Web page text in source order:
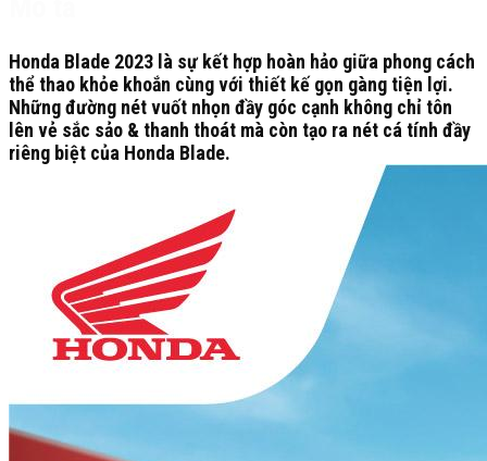
Honda Blade 2023 là sự kết hợp hoàn hảo giữa phong cách
thể thao khỏe khoắn cùng với thiết kế gọn gàng tiện lợi.
Những đường nét vuốt nhọn đầy góc cạnh không chỉ tôn
lên vẻ sắc sảo & thanh thoát mà còn tạo ra nét cá tính đầy
riêng biệt của Honda Blade.